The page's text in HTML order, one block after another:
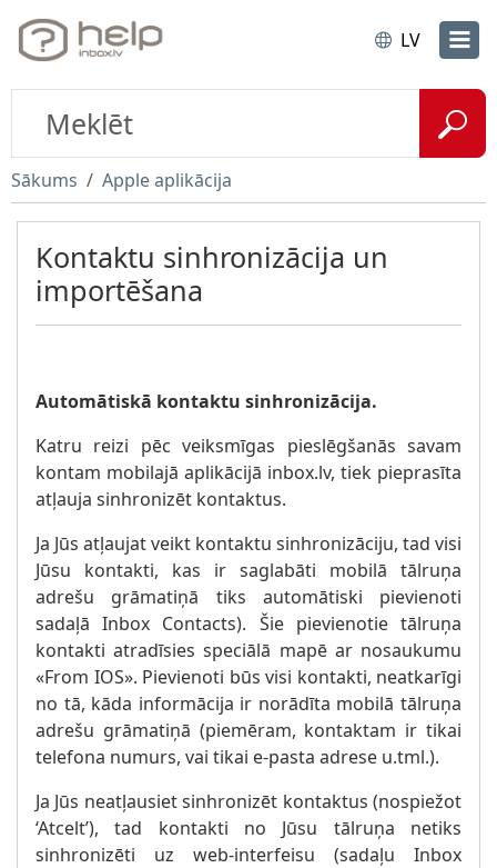
LV
Sākums Apple aplikācija
Kontaktu sinhronizācija un
importēšana
Automātiskā kontaktu sinhronizācija.
Katru reizi pēc veiksmīgas pieslēgšanās savam
kontam mobilajā aplikācijā inbox.lv, tiek pieprasīta
atļauja sinhronizēt kontaktus.
Ja Jūs atļaujat veikt kontaktu sinhronizāciju, tad visi
Jūsu kontakti, kas ir saglabāti mobilā tālruņa
adrešu grāmatiņā tiks automātiski pievienoti
sadaļā Inbox Contacts). Šie pievienotie tālruņa
kontakti atradīsies speciālā mapē ar nosaukumu
«From IOS». Pievienoti būs visi kontakti, neatkarīgi
no tā, kāda informācija ir norādīta mobilā tālruņa
adrešu grāmatiņā (piemēram, kontaktam ir tikai
telefona numurs, vai tikai e-pasta adrese u.tml.).
Ja Jūs neatļausiet sinhronizēt kontaktus (nospiežot
‘Atcelt’), tad kontakti no Jūsu tālruņa netiks
sinhronizēti uz web-interfeisu (sadaļu Inbox